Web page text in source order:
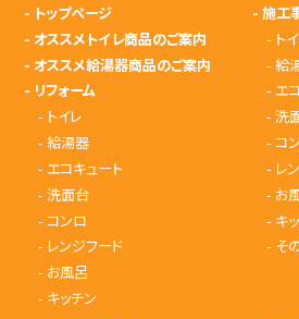
- トップページ
- オススメトイレ商品のご案内
- オススメ給湯器商品のご案内
- リフォーム
- トイレ
- 給湯器
- エコキュート
- 洗面台
- コンロ
- レンジフード
- お風呂
- キッチン
-施工
- ト
- 給
- エ
-洗
- コ
- レ
- お
- キ
- そ